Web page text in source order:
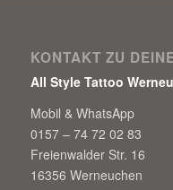
KONTAKT ZU
All Style Tattoo
Mobil & WhatsApp
0157 – 74 72 02 83
Freienwalder Str. 16
16356 Werneuchen